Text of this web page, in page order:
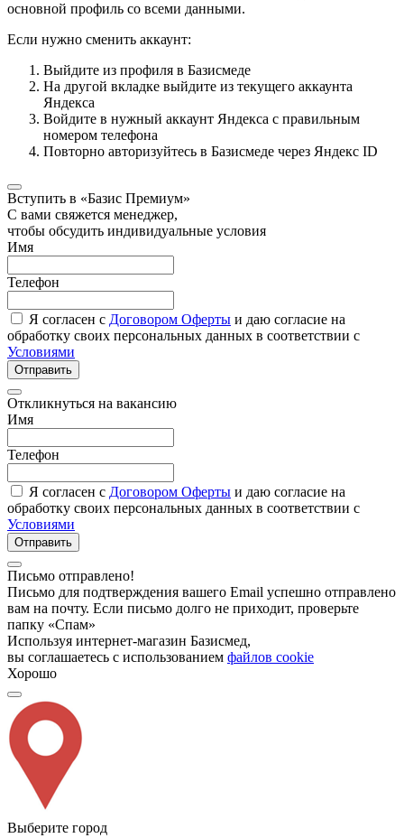
основной профиль со всеми данными.
Если нужно сменить аккаунт:
Выйдите из профиля в Базисмеде
На другой вкладке выйдите из текущего аккаунта
Яндекса
Войдите в нужный аккаунт Яндекса с правильным
номером телефона
Повторно авторизуйтесь в Базисмеде через Яндекс ID
Вступить в «Базис Премиум»
С вами свяжется менеджер,
чтобы обсудить индивидуальные условия
Имя
Телефон
Я согласен с Договором Оферты и даю согласие на
обработку своих персональных данных в соответствии с
Условиями
Отправить
Откликнуться на вакансию
Имя
Телефон
Я согласен с Договором Оферты и даю согласие на
обработку своих персональных данных в соответствии с
Условиями
Отправить
Письмо отправлено!
Письмо для подтверждения вашего Email успешно отправлено
вам на почту. Если письмо долго не приходит, проверьте
папку «Спам»
Используя интернет-магазин Базисмед,
вы соглашаетесь с использованием файлов cookie
Хорошо
Выберите город